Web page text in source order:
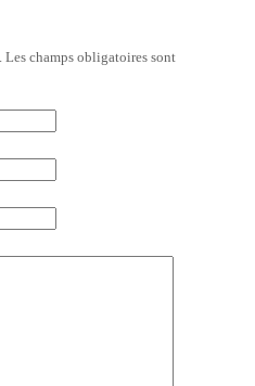
Les champs obligatoires sont